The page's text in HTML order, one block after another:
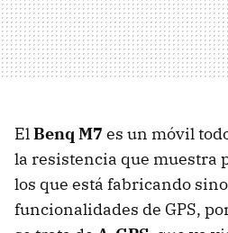
ElBenq M7 es un móvil
la resistencia que muestra
los que está fabricando
funcionalidades de GPS,